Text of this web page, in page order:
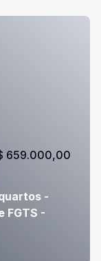
-
FGTS -
659.000,00